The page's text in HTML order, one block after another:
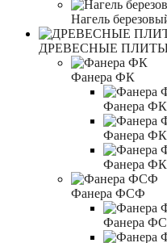
Нагель
ДРЕВЕСНЫЕ
Фанера ФК
Фанера ФК
Фанера ФК
Фанера ФК
Фанера ФСФ
Фанера